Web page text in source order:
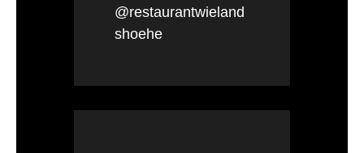
@restaurantwieland
shoehe